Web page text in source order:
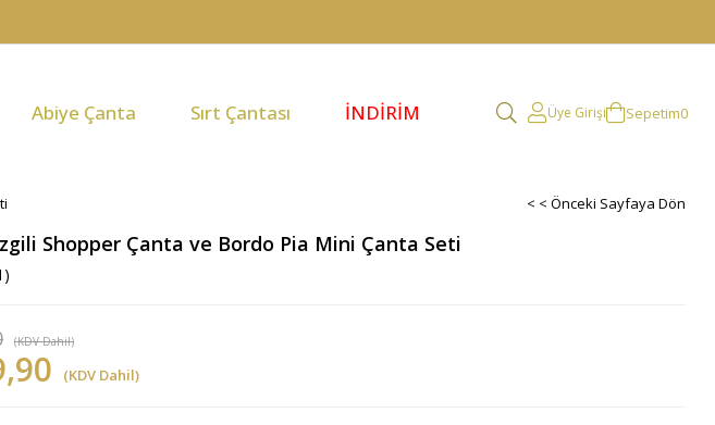
Abiye Çanta Sırt Çantası İNDİRİM Üye Girişi Sepetim0
< < Önceki Sayfaya Dön
Shopper Çanta ve Bordo Pia Mini Çanta Seti
(KDV Dahil)
(KDV Dahil)